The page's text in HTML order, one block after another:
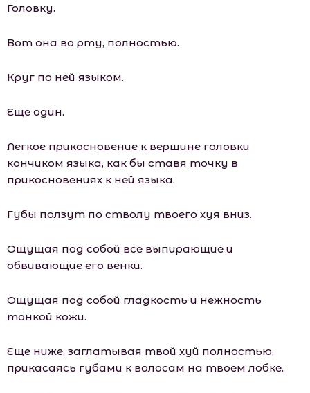
Головку.
Вот она во рту, полностью.
Круг по ней языком.
Еще один.
Легкое прикосновение к вершине головки
кончиком языка, как бы ставя точку в
прикосновениях к ней языка.
Губы ползут по стволу твоего хуя вниз.
Ощущая под собой все выпирающие и
обвивающие его венки.
Ощущая под собой гладкость и нежность
тонкой кожи.
Еще ниже, заглатывая твой хуй полностью,
прикасаясь губами к волосам на твоем лобке.